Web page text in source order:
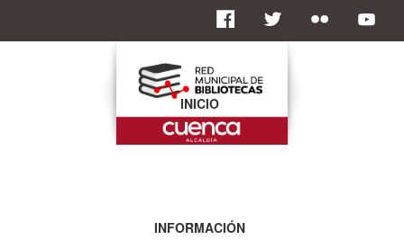
INICIO
INFORMACIÓN